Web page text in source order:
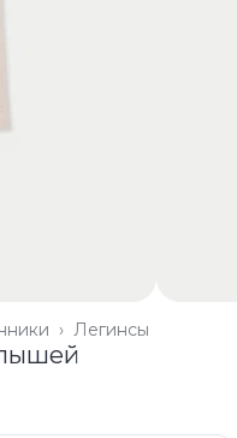
Легинсы
›